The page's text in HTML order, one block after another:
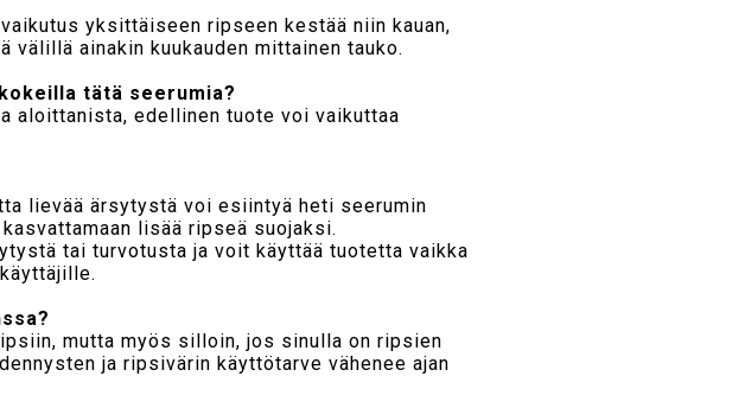
yksittäiseen ripseen kestää niin kauan,
välillä ainakin kuukauden mittainen tauko.
tätä seerumia?
aloittanista, edellinen tuote voi vaikuttaa
lievää ärsytystä voi esiintyä heti seerumin
lisää ripseä suojaksi.
tai turvotusta ja voit käyttää tuotetta vaikka
mutta myös silloin, jos sinulla on ripsien
ja ripsivärin käyttötarve vähenee ajan